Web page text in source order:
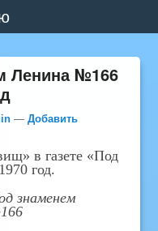
Ленина №166
—Добавить
в газете «Под
год.
знаменем